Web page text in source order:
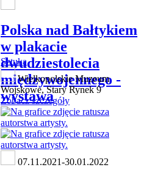
Polska nad Bałtykiem
w plakacie
dwudziestolecia
międzywojennego -
wystawa
Sztuka
Wielkopolskie Muzeum
Wojskowe, Stary Rynek 9
Zobacz szczegóły
07.11.2021-30.01.2022